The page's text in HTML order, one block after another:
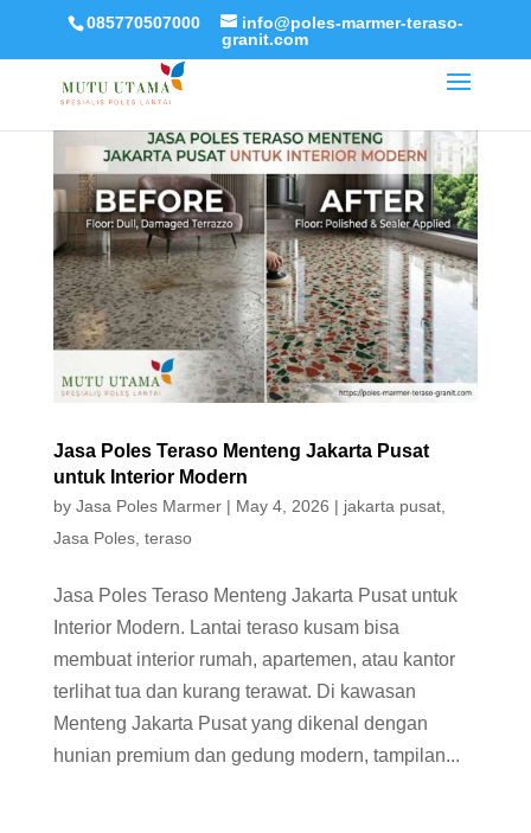
085770507000
info@poles-marmer-teraso-
granit.com
Jasa Poles Teraso Menteng Jakarta Pusat
untuk Interior Modern
by Jasa Poles Marmer| May 4, 2026 | jakarta pusat,
Jasa Poles, teraso
Jasa Poles Teraso Menteng Jakarta Pusat untuk
Interior Modern. Lantai teraso kusam bisa
membuat interior rumah, apartemen, atau kantor
terlihat tua dan kurang terawat. Di kawasan
Menteng Jakarta Pusat yang dikenal dengan
hunian premium dan gedung modern, tampilan...